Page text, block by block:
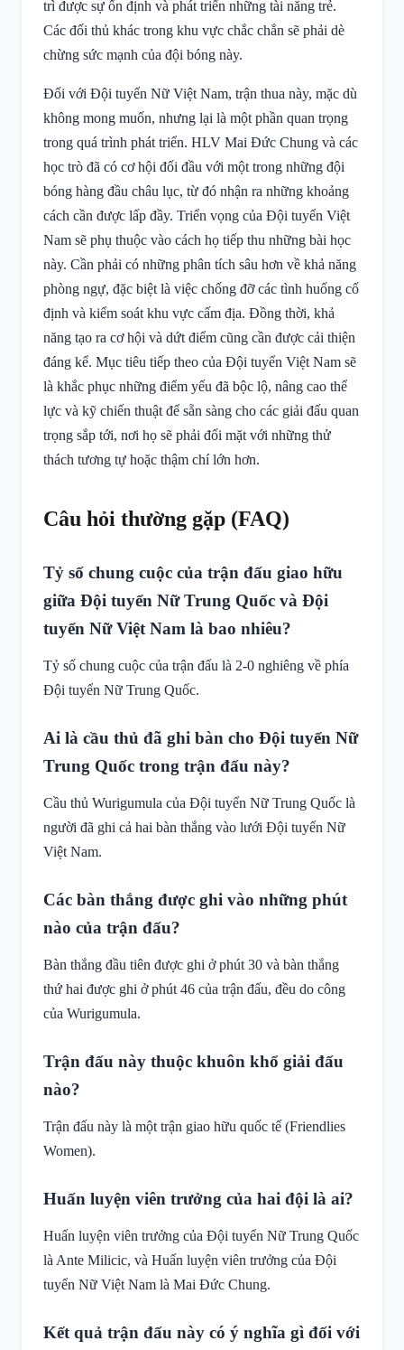
trì được sự ổn định và phát triển những tài năng trẻ.
Các đối thủ khác trong khu vực chắc chắn sẽ phải dè
chừng sức mạnh của đội bóng này.
Đối với Đội tuyển Nữ Việt Nam, trận thua này, mặc dù
không mong muốn, nhưng lại là một phần quan trọng
trong quá trình phát triển. HLV Mai Đức Chung và các
học trò đã có cơ hội đối đầu với một trong những đội
bóng hàng đầu châu lục, từ đó nhận ra những khoảng
cách cần được lấp đầy. Triển vọng của Đội tuyển Việt
Nam sẽ phụ thuộc vào cách họ tiếp thu những bài học
này. Cần phải có những phân tích sâu hơn về khả năng
phòng ngự, đặc biệt là việc chống đỡ các tình huống cố
định và kiểm soát khu vực cấm địa. Đồng thời, khả
năng tạo ra cơ hội và dứt điểm cũng cần được cải thiện
đáng kể. Mục tiêu tiếp theo của Đội tuyển Việt Nam sẽ
là khắc phục những điểm yếu đã bộc lộ, nâng cao thể
lực và kỹ chiến thuật để sẵn sàng cho các giải đấu quan
trọng sắp tới, nơi họ sẽ phải đối mặt với những thử
thách tương tự hoặc thậm chí lớn hơn.
Câu hỏi thường gặp (FAQ)
Tỷ số chung cuộc của trận đấu giao hữu
giữa Đội tuyển Nữ Trung Quốc và Đội
tuyển Nữ Việt Nam là bao nhiêu?
Tỷ số chung cuộc của trận đấu là 2-0 nghiêng về phía
Đội tuyển Nữ Trung Quốc.
Ai là cầu thủ đã ghi bàn cho Đội tuyển Nữ
Trung Quốc trong trận đấu này?
Cầu thủ Wurigumula của Đội tuyển Nữ Trung Quốc là
người đã ghi cả hai bàn thắng vào lưới Đội tuyển Nữ
Việt Nam.
Các bàn thắng được ghi vào những phút
nào của trận đấu?
Bàn thắng đầu tiên được ghi ở phút 30 và bàn thắng
thứ hai được ghi ở phút 46 của trận đấu, đều do công
của Wurigumula.
Trận đấu này thuộc khuôn khổ giải đấu
nào?
Trận đấu này là một trận giao hữu quốc tế (Friendlies
Women).
Huấn luyện viên trưởng của hai đội là ai?
Huấn luyện viên trưởng của Đội tuyển Nữ Trung Quốc
là Ante Milicic, và Huấn luyện viên trưởng của Đội
tuyển Nữ Việt Nam là Mai Đức Chung.
Kết quả trận đấu này có ý nghĩa gì đối với